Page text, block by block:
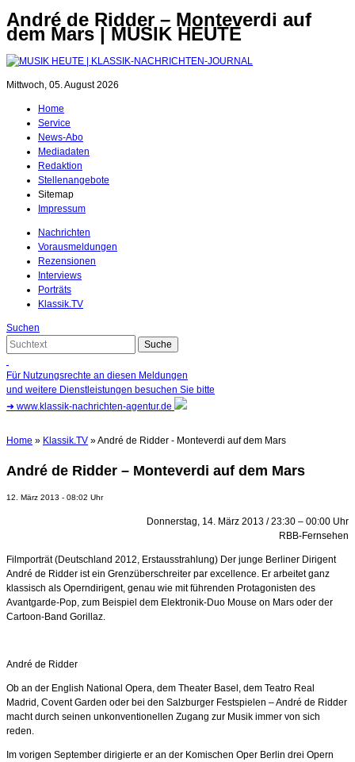
André de Ridder – Monteverdi auf
dem Mars | MUSIK HEUTE
Mittwoch, 05. August 2026
Home
Service
News-Abo
Mediadaten
Redaktion
Stellenangebote
Sitemap
Impressum
Nachrichten
Vorausmeldungen
Rezensionen
Interviews
Porträts
Klassik.TV
Suchen
Für Nutzungsrechte an diesen Meldungen
und weitere Dienstleistungen besuchen Sie bitte
➜ www.klassik-nachrichten-agentur.de
Home » Klassik.TV » André de Ridder - Monteverdi auf dem Mars
André de Ridder – Monteverdi auf dem Mars
12. März 2013 - 08:02 Uhr
Donnerstag, 14. März 2013 / 23:30 – 00:00 Uhr
RBB-Fernsehen
Filmporträt (Deutschland 2012, Erstausstrahlung) Der junge Berliner Dirigent
André de Ridder ist ein Grenzüberschreiter par excellence. Er arbeitet ganz
klassisch als Operndirigent, genau wie mit führenden Protagonisten des
Avantgarde-Pop, zum Beispiel dem Elektronik-Duo Mouse on Mars oder der
Cartoon-Band Gorillaz.
André de Ridder
Ob an der English National Opera, dem Theater Basel, dem Teatro Real
Madrid, Covent Garden oder bei den Salzburger Festspielen – André de Ridder
macht durch seinen unkonventionellen Zugang zur Musik immer von sich
reden.
Im vorigen September dirigierte er an der Komischen Oper Berlin drei Opern